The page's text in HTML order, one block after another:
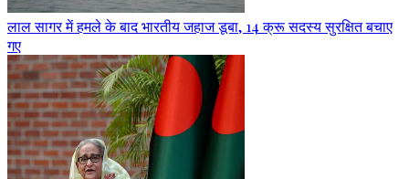
लाल सागर में हमले के बाद भारतीय जहाज डूबा, 14 क्रू सदस्य सुरक्षित बचाए
गए